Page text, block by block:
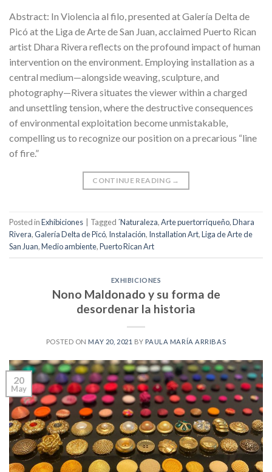
Abstract: In Violencia al filo, presented at Galería Delta de
Picó at the Liga de Arte de San Juan, acclaimed Puerto Rican
artist Dhara Rivera reflects on the profound impact of human
intervention on the environment. Employing installation as a
central medium—alongside weaving, sculpture, and
photography—Rivera situates the viewer within a charged
and unsettling tension, where the destructive consequences
of environmental exploitation become unmistakable,
compelling us to recognize our position on a precarious “line
of fire.”
CONTINUE READING →
Posted inExhibiciones Tagged ´Naturaleza,Arte puertorriqueño,Dhara
Rivera,Galería Delta de Picó, Instalación, Installation Art,Liga de Arte de
San Juan,Medio ambiente,Puerto Rican Art
EXHIBICIONES
Nono Maldonado y su forma de
desordenar la historia
POSTED ON MAY 20, 2021 BY PAULA MARÍA ARRIBAS
20
May